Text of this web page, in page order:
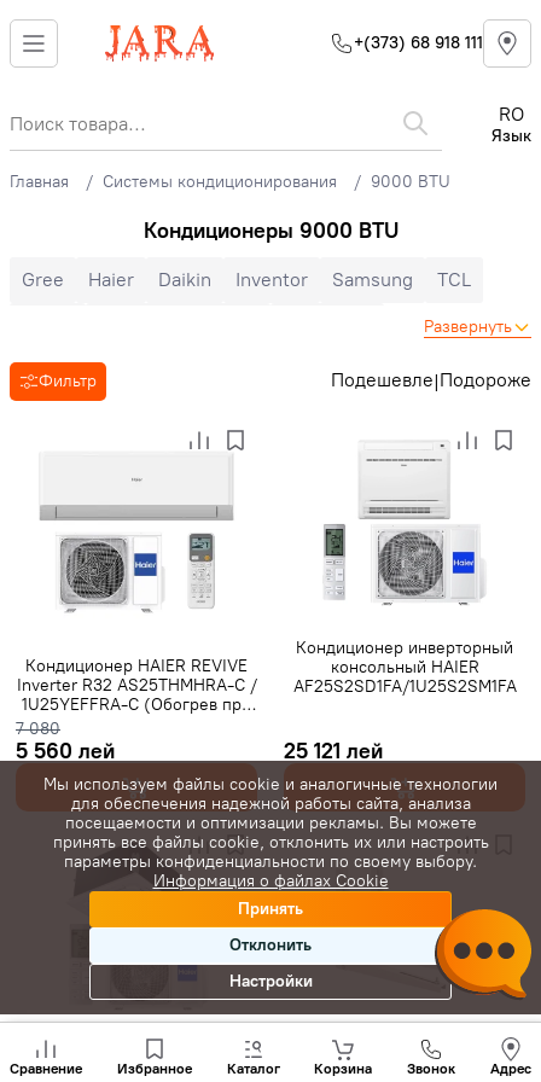
+(373) 68 918 111
RO
Язык
Главная Системы кондиционирования 9000 BTU
Кондиционеры 9000 BTU
Gree Haier Daikin Inventor Samsung
TCL
Cooper&Hunter
Hyundai Auratsu
Candy
Heiko
Energolux
Royal Clima
Ariston
Инверторные
Gree инверторные
Класс A+++
7000 BTU
9000 BTU
12000 BTU 16000 BTU
18000 BTU
20 м² 25 м²
35 м²
40 м²
45 м² 50 м² 60 м² 65 м² 70 м²
80 м²
С Wi-Fi
Развернуть
Фильтр Подешевле|Подороже
Кондиционер HAIER REVIVE
Inverter R32 AS25THMHRA-C /
1U25YEFFRA-C (Обогрев при
7 080
5 560 лей
Кондиционер инверторный
консольный HAIER
AF25S2SD1FA/1U25S2SM1FA
25 121 лей
Кондиционер инверторный
касетный 4-поточный HAIER
Кронштейны для наружного
блока 9000BTU
Сравнение Избранное Каталог Корзина Звонок Адрес
нам
+(373)
Мы используем файлы cookie и аналогичные технологии
для обеспечения надежной работы сайта, анализа
посещаемости и оптимизации рекламы. Вы можете
принять все файлы cookie, отклонить их или настроить
параметры конфиденциальности по своему выбору.
Информация о файлах Cookie
Принять
Отклонить
Настройки